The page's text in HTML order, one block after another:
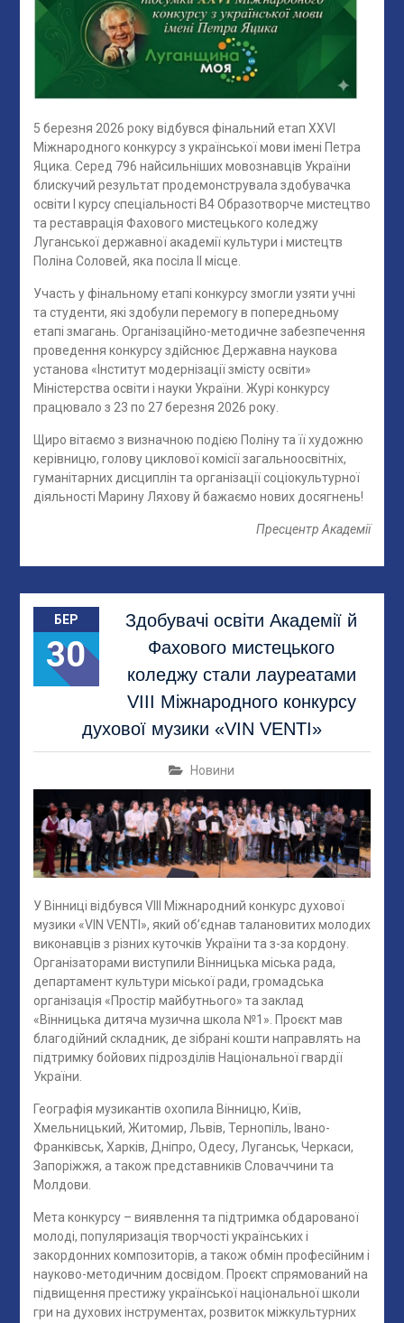
5 березня 2026 року відбувся фінальний етап XXVI
Міжнародного конкурсу з української мови імені Петра
Яцика. Серед 796 найсильніших мовознавців України
блискучий результат продемонструвала здобувачка
освіти І курсу спеціальності В4 Образотворче мистецтво
та реставрація Фахового мистецького коледжу
Луганської державної академії культури і мистецтв
Поліна Соловей, яка посіла II місце.
Участь у фінальному етапі конкурсу змогли узяти учні
та студенти, які здобули перемогу в попередньому
етапі змагань. Організаційно-методичне забезпечення
проведення конкурсу здійснює Державна наукова
установа «Інститут модернізації змісту освіти»
Міністерства освіти і науки України. Журі конкурсу
працювало з 23 по 27 березня 2026 року.
Щиро вітаємо з визначною подією Поліну та її художню
керівницю, голову циклової комісії загальноосвітніх,
гуманітарних дисциплін та організації соціокультурної
діяльності Марину Ляхову й бажаємо нових досягнень!
Пресцентр Академії
БЕР
30
Здобувачі освіти Академії й
Фахового мистецького
коледжу стали лауреатами
VIII Міжнародного конкурсу
духової музики «VIN VENTI»
Новини
У Вінниці відбувся VIII Міжнародний конкурс духової
музики «VIN VENTI», який об’єднав талановитих молодих
виконавців з різних куточків України та з-за кордону.
Організаторами виступили Вінницька міська рада,
департамент культури міської ради, громадська
організація «Простір майбутнього» та заклад
«Вінницька дитяча музична школа №1». Проєкт мав
благодійний складник, де зібрані кошти направлять на
підтримку бойових підрозділів Національної гвардії
України.
Географія музикантів охопила Вінницю, Київ,
Хмельницький, Житомир, Львів, Тернопіль, Івано-
Франківськ, Харків, Дніпро, Одесу, Луганськ, Черкаси,
Запоріжжя, а також представників Словаччини та
Молдови.
Мета конкурсу – виявлення та підтримка обдарованої
молоді, популяризація творчості українських і
закордонних композиторів, а також обмін професійним і
науково-методичним досвідом. Проєкт спрямований на
підвищення престижу української національної школи
гри на духових інструментах, розвиток міжкультурних